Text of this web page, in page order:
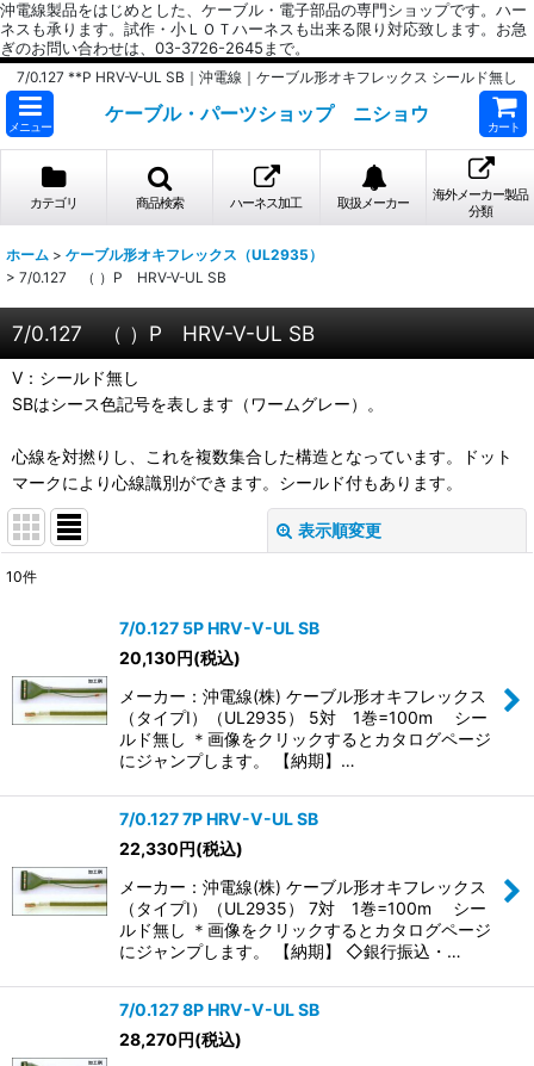
沖電線製品をはじめとした、ケーブル・電子部品の専門ショップです。ハー
ネスも承ります。試作・小ＬＯＴハーネスも出来る限り対応致します。お急
ぎのお問い合わせは、03-3726-2645まで。
7/0.127 **P HRV-V-UL SB｜沖電線｜ケーブル形オキフレックス シールド無し
メニュー
ケーブル・パーツショップ ニショウ
カート
カテゴリ 商品検索 ハーネス加工 取扱メーカー
海外メーカー製品
分類
ホーム > ケーブル形オキフレックス（UL2935）
> 7/0.127 （ ）P HRV-V-UL SB
7/0.127 （ ）P HRV-V-UL SB
V：シールド無し
SBはシース色記号を表します（ワームグレー）。
心線を対撚りし、これを複数集合した構造となっています。ドット
マークにより心線識別ができます。シールド付もあります。
表示順変更
絞り込む
10件
7/0.127 5P HRV-V-UL SB
20,130円(税込)
メーカー：沖電線(株) ケーブル形オキフレックス
（タイプI）（UL2935） 5対 1巻=100m シー
ルド無し ＊画像をクリックするとカタログページ
にジャンプします。 【納期】…
7/0.127 7P HRV-V-UL SB
22,330円(税込)
メーカー：沖電線(株) ケーブル形オキフレックス
（タイプI）（UL2935） 7対 1巻=100m シー
ルド無し ＊画像をクリックするとカタログページ
にジャンプします。 【納期】 ◇銀行振込・…
7/0.127 8P HRV-V-UL SB
28,270円(税込)